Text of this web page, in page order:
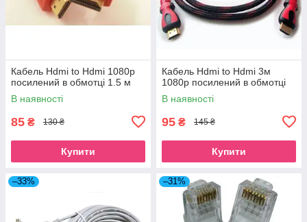
Кабель Hdmi to Hdmi 1080p
посилений в обмотці 1.5 м
В наявності
85 ₴ 130 ₴
Купити
Кабель Hdmi to Hdmi 3м
1080p посилений в обмотці
В наявності
95 ₴ 145 ₴
Купити
–33% –31%